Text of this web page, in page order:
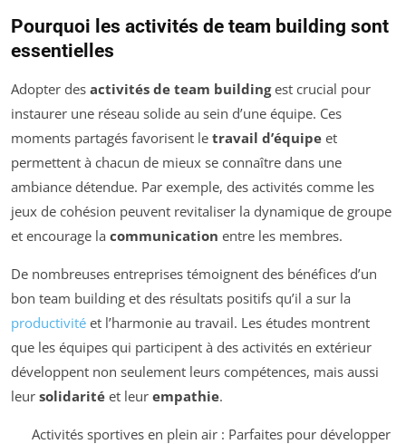
Pourquoi les activités de team building sont
essentielles
Adopter des activités de team buildingest crucial pour
instaurer une réseau solide au sein d’une équipe. Ces
moments partagés favorisent le travail d’équipe et
permettent à chacun de mieux se connaître dans une
ambiance détendue. Par exemple, des activités comme les
jeux de cohésion peuvent revitaliser la dynamique de groupe
et encourage la communication entre les membres.
De nombreuses entreprises témoignent des bénéfices d’un
bon team building et des résultats positifs qu’il a sur la
productivité et l’harmonie au travail. Les études montrent
que les équipes qui participent à des activités en extérieur
développent non seulement leurs compétences, mais aussi
leur solidarité et leur empathie.
Activités sportives en plein air : Parfaites pour développer